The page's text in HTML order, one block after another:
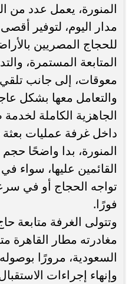
المنورة، يعمل عدد من
مدار اليوم، لتوفير
للحجاج المصريين
المتابعة المستمرة،
معوقات، إلى جانب
والتعامل معها بشكل
الجاهزية الكاملة
داخل غرفة عمليات بعثة
المنورة، بدا واضحًا
القائمين عليها، سواء
تواجه الحجاج أو في
فورًا.
وتتولى الغرفة متابعة
مغادرته مطار القاهرة
السعودية، مرورًا
وإنهاء إجراءات